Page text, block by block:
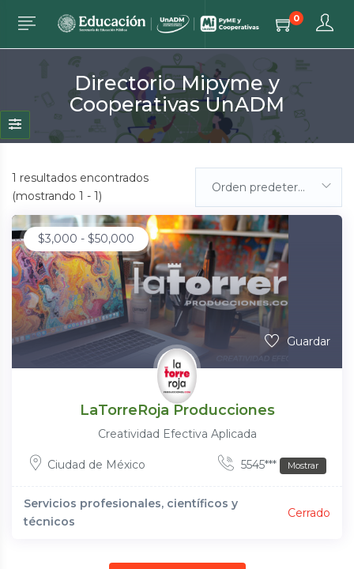
0
Directorio Mipyme y
Cooperativas UnADM
1 resultados encontrados
(mostrando 1 - 1)
Orden predeterminada
$3,000 - $50,000
Guardar
LaTorreRoja Producciones
Creatividad Efectiva Aplicada
Ciudad de México 5545*** Mostrar
Servicios profesionales, científicos y
técnicos
Cerrado